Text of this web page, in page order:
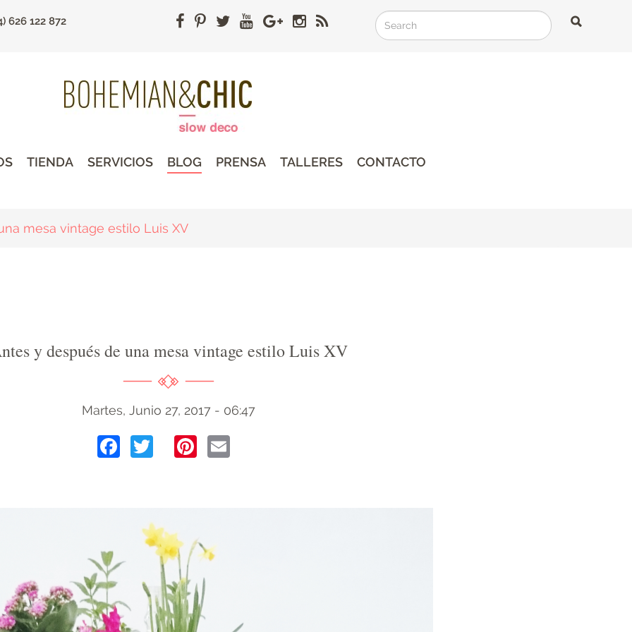
626 122 872
Search
Search
Search
TIENDA SERVICIOS BLOG PRENSA TALLERES CONTACTO
mesa vintage estilo Luis XV
y después de una mesa vintage estilo Luis XV
Martes, Junio 27, 2017 - 06:47
Facebook
TwitterPinterest
Email